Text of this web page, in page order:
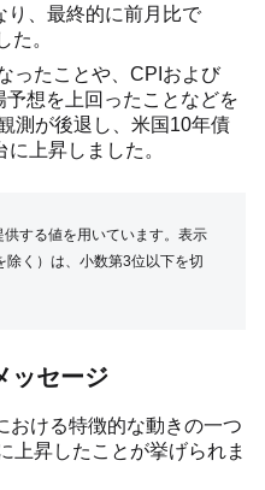
り、最終的に前月比で
た。
ったことや、CPIおよび
想を上回ったことなどを
測が後退し、米国10年債
上昇しました。
する値を用いています。表示
く）は、小数第3位以下を切
ッセージ
おける特徴的な動きの一つ
上昇したことが挙げられま